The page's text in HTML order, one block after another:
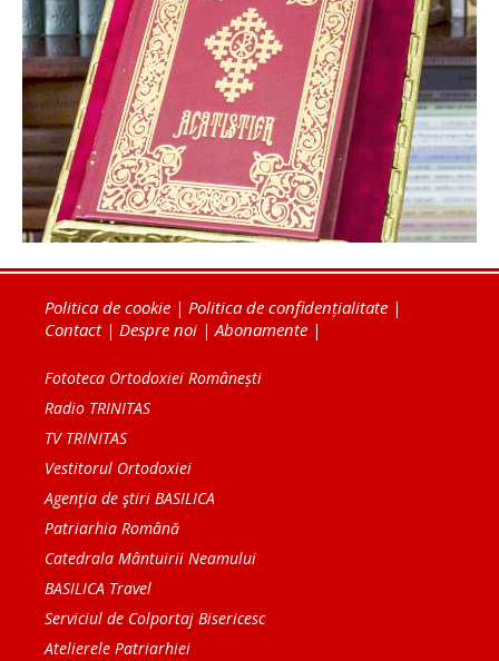
Politica de cookie | Politica de confidențialitate |
Contact| Despre noi | Abonamente |
Fototeca Ortodoxiei Românești
Radio TRINITAS
TV TRINITAS
Vestitorul Ortodoxiei
Agenţia de ştiri BASILICA
Patriarhia Română
Catedrala Mântuirii Neamului
BASILICA Travel
Serviciul de Colportaj Bisericesc
Atelierele Patriarhiei